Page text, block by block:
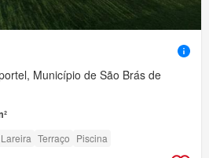
Município de São Brás de
Lareira Terraço Piscina